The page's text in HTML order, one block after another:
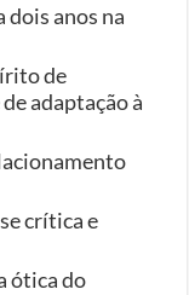
anos na
de
adaptação à
crítica e
ótica do